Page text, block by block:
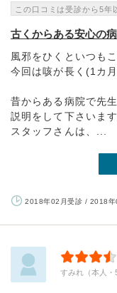
この口コミは受診から5年
古くからある安心の病
風邪をひくといつも
今回は咳が長く(1カ
昔からある病院で先
説明をして下さいます
スタッフさんは、...
2018年02月受診 / 2018年
すみれ（本人・